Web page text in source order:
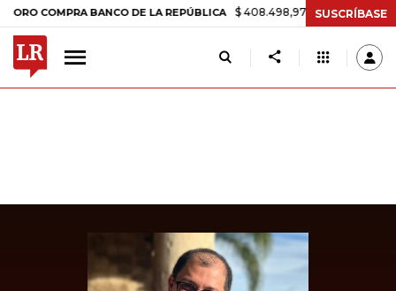
BANCO DE LA REPÚBLICA $ 408.498,97 +$ 8.753,81 +2,19%
SUSCRÍBASE